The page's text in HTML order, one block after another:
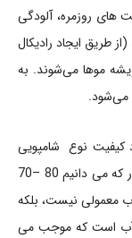
های روزمره، آلودگی
طریق ایجاد رادیکال
موها می‌شوند. به
می‌شود.
نوع شامپویی
که باید توسط مردم استفاده شود، می‌گوید: همانطور که می دانیم 80 –70
معمولی نیست، بلکه
آب است که موجب می